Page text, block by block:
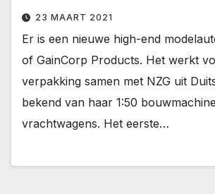
23 MAART 2021
Er is een nieuwe high-end
of GainCorp Products. Het werkt
verpakking samen met NZG uit
bekend van haar 1:50
vrachtwagens. Het eerste…